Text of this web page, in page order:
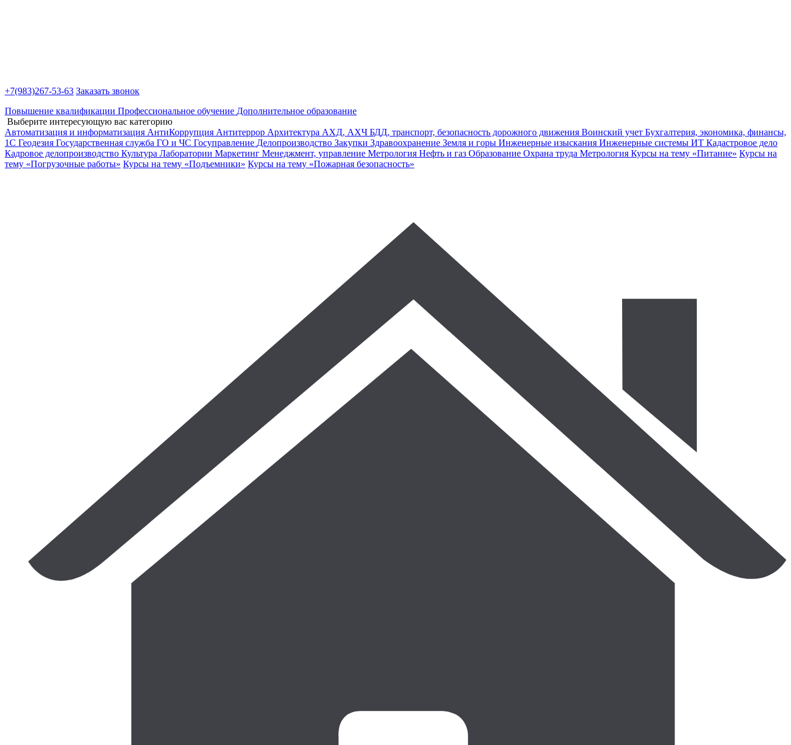
+7(983)267-53-63 Заказать звонок
Повышение квалификации Профессиональное обучение Дополнительное образование
Выберите интересующую вас категорию
Автоматизация и информатизация АнтиКоррупция Антитеррор Архитектура АХД, АХЧ БДД, транспорт, безопасность дорожного движения Воинский учет Бухгалтерия, экономика, финансы,
1С Геодезия Государственная служба ГО и ЧС Госуправление Делопроизводство Закупки Здравоохранение Земля и горы Инженерные изыскания Инженерные системы ИТ Кадастровое дело
Кадровое делопроизводство Культура Лаборатории Маркетинг Менеджмент, управление Метрология Нефть и газ Образование Охрана труда Метрология Курсы на тему «Питание» Курсы на
тему «Погрузочные работы» Курсы на тему «Подъемники» Курсы на тему «Пожарная безопасность»